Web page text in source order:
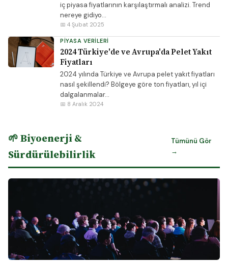
iç piyasa fiyatlarının karşılaştırmalı analizi. Trend
nereye gidiyo...
📅 4 Şubat 2025
PIYASA VERILERI
2024 Türkiye'de ve Avrupa'da Pelet Yakıt
Fiyatları
2024 yılında Türkiye ve Avrupa pelet yakıt fiyatları
nasıl şekillendi? Bölgeye göre ton fiyatları, yıl içi
dalgalanmalar...
📅 8 Aralık 2024
🌱 Biyoenerji &
Sürdürülebilirlik
Tümünü Gör
→